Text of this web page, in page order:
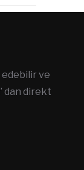
edebilir ve
’ dan direkt